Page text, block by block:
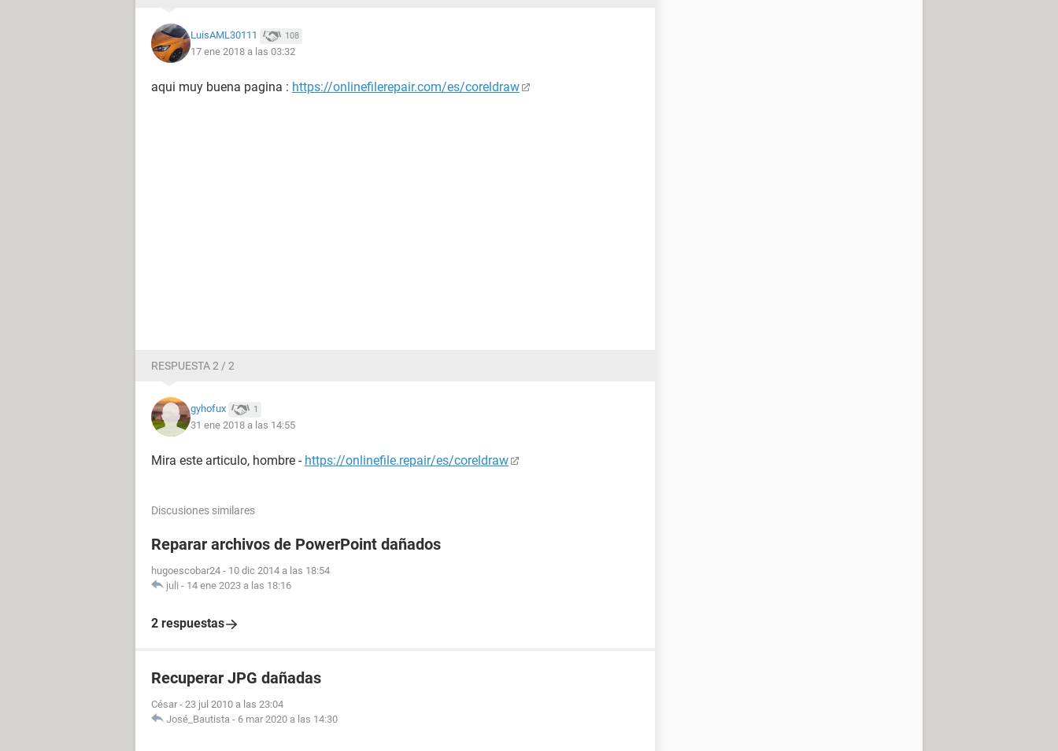
LuisAML30111 108
17 ene 2018 a las 03:32
aqui muy buena pagina : https://onlinefilerepair.com/es/coreldraw
RESPUESTA 2 / 2
gyhofux 1
31 ene 2018 a las 14:55
Mira este articulo, hombre - https://onlinefile.repair/es/coreldraw
Discusiones similares
Reparar archivos de PowerPoint dañados
hugoescobar24 - 10 dic 2014 a las 18:54
juli - 14 ene 2023 a las 18:16
2 respuestas
Recuperar JPG dañadas
César - 23 jul 2010 a las 23:04
José_Bautista - 6 mar 2020 a las 14:30